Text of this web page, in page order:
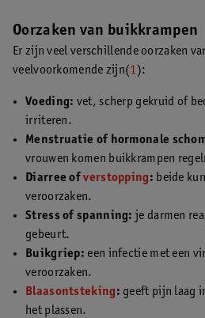
Oorzaken van buikkrampen
Er zijn veel verschillende oorzaken
veelvoorkomende zijn(1):
Voeding: vet, scherp gekruid of
irriteren.
Menstruatie of hormonale
vrouwen komen buikkrampen
Diarree ofverstopping: beide
veroorzaken.
Stress of spanning: je darmen
gebeurt.
Buikgriep: een infectie met een
veroorzaken.
Blaasontsteking: geeft pijn laag
het plassen.